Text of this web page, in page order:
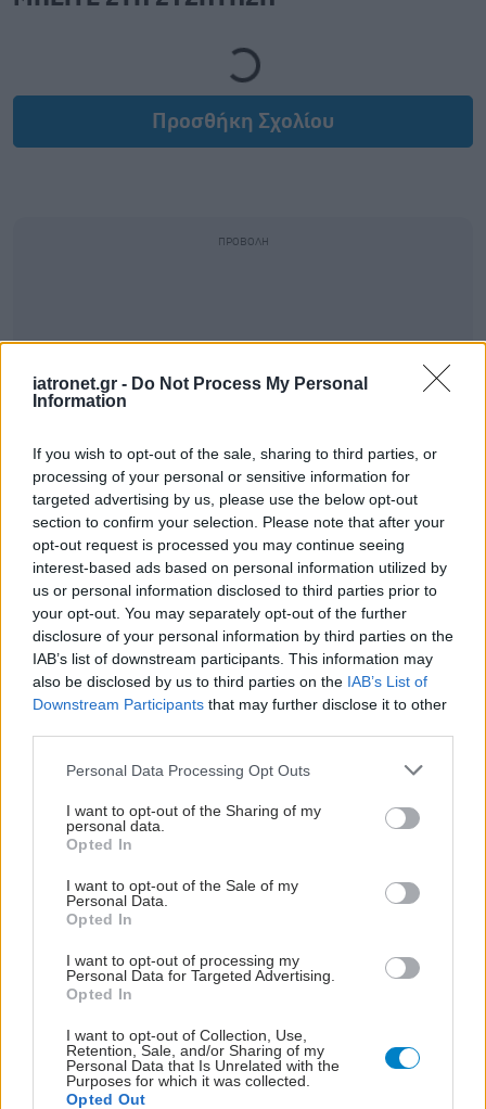
iatronet.gr - Do Not Process My Personal
Information
If you wish to opt-out of the sale, sharing to third parties, or
processing of your personal or sensitive information for
targeted advertising by us, please use the below opt-out
section to confirm your selection. Please note that after your
opt-out request is processed you may continue seeing
interest-based ads based on personal information utilized by
us or personal information disclosed to third parties prior to
your opt-out. You may separately opt-out of the further
disclosure of your personal information by third parties on the
IAB’s list of downstream participants. This information may
also be disclosed by us to third parties on the IAB’s List of
Downstream Participants that may further disclose it to other
Please note that this website/app uses one or more Google
not limited to your visit or usage behaviour. You may click to
grant or deny consent to Google and its third-party tags to
use your data for below specified purposes in below Google
consent section.
Personal Data Processing Opt Outs
I want to opt-out of the Sharing of my
personal data.
Opted In
I want to opt-out of the Sale of my
Personal Data.
Opted In
I want to opt-out of processing my
Personal Data for Targeted Advertising.
Opted In
I want to opt-out of Collection, Use,
Retention, Sale, and/or Sharing of my
Personal Data that Is Unrelated with the
Purposes for which it was collected.
Opted Out
Loading...
Προσθήκη Σχολίου
ΣΗΜΕΡΑ ΣΤΟ IATRONET.GR